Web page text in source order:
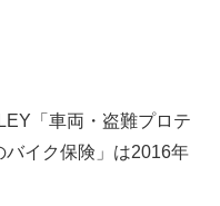
「車両・盗難プロテ
バイク保険」は2016年